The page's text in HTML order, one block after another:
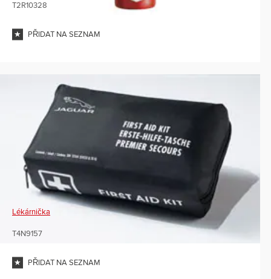
T2R10328
PŘIDAT NA SEZNAM
Lékárnička
T4N9157
PŘIDAT NA SEZNAM